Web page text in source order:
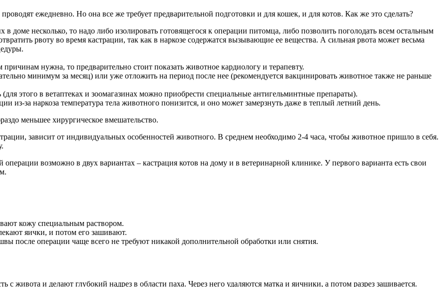
ежедневно. Но она все же требует предварительной подготовки и для кошек, и для котов. Как же это сделать?
доме несколько, то надо либо изолировать готовящегося к операции питомца, либо позволить поголодать всем остальным
рвоту во время кастрации, так как в наркозе содержатся вызывающие ее вещества. А сильная рвота может весьма
нужна, то предварительно стоит показать животное кардиологу и терапевту.
минимум за месяц) или уже отложить на период после нее (рекомендуется вакцинировать животное также не раньше
этого в ветаптеках и зоомагазинах можно приобрести специальные антигельминтные препараты).
из-за наркоза температура тела животного понизится, и оно может замерзнуть даже в теплый летний день.
меньшее хирургическое вмешательство.
зависит от индивидуальных особенностей животного. В среднем необходимо 2-4 часа, чтобы животное пришло в себя.
возможно в двух вариантах – кастрация котов на дому и в ветеринарной клинике. У первого варианта есть свои
кожу специальным раствором.
яички, и потом его зашивают.
после операции чаще всего не требуют никакой дополнительной обработки или снятия.
с живота и делают глубокий надрез в области паха. Через него удаляются матка и яичники, а потом разрез зашивается.